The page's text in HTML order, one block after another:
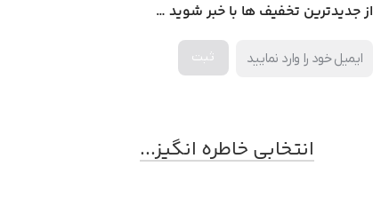
از جدیدترین تخفیف ها با خبر شوید …
انتخابی خاطره انگیز...